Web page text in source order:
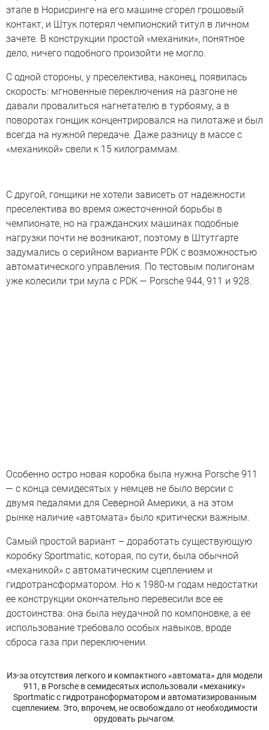
этапе в Норисринге на его машине сгорел грошовый
контакт, и Штук потерял чемпионский титул в личном
зачете. В конструкции простой «механики», понятное
дело, ничего подобного произойти не могло.
С одной стороны, у преселектива, наконец, появилась
скорость: мгновенные переключения на разгоне не
давали провалиться нагнетателю в турбояму, а в
поворотах гонщик концентрировался на пилотаже и был
всегда на нужной передаче. Даже разницу в массе с
«механикой» свели к 15 килограммам.
С другой, гонщики не хотели зависеть от надежности
преселектива во время ожесточенной борьбы в
чемпионате, но на гражданских машинах подобные
нагрузки почти не возникают, поэтому в Штутгарте
задумались о серийном варианте PDK с возможностью
автоматического управления. По тестовым полигонам
уже колесили три мула с PDK — Porsche 944, 911 и 928.
Особенно остро новая коробка была нужна Porsche 911
— с конца семидесятых у немцев не было версии с
двумя педалями для Северной Америки, а на этом
рынке наличие «автомата» было критически важным.
Самый простой вариант – доработать существующую
коробку Sportmatic, которая, по сути, была обычной
«механикой» с автоматическим сцеплением и
гидротрансформатором. Но к 1980-м годам недостатки
ее конструкции окончательно перевесили все ее
достоинства: она была неудачной по компоновке, а ее
использование требовало особых навыков, вроде
сброса газа при переключении.
Из-за отсутствия легкого и компактного «автомата» для модели
911, в Porsche в семидесятых использовали «механику»
Sportmatic с гидротрансформатором и автоматизированным
сцеплением. Это, впрочем, не освобождало от необходимости
орудовать рычагом.